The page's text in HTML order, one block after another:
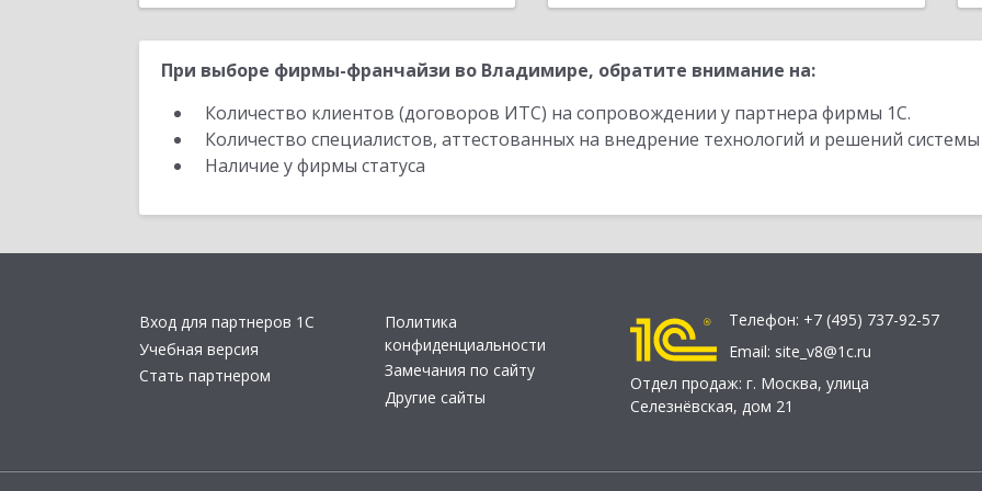
При выборе фирмы-франчайзи во Владимире, обратите внимание на:
Количество клиентов (договоров ИТС) на сопровождении у партнера фирмы 1С.
Количество специалистов, аттестованных на внедрение технологий и решений
Наличие у фирмы статуса
Вход для партнеров 1С
Учебная версия
Стать партнером
Политика
конфиденциальности
Замечания по сайту
Другие сайты
Телефон: +7 (495) 737-92-57
Email: site_v8@1c.ru
Отдел продаж: г. Москва, улица
Селезнёвская, дом 21